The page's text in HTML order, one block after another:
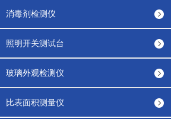
消毒剂检测仪
照明开关测试台
玻璃外观检测仪
比表面积测量仪